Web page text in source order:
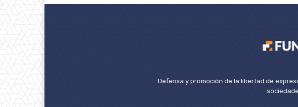
Defensa y promoción de la libertad de